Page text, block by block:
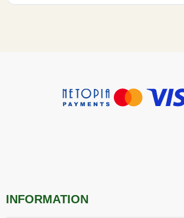
INFORMATION